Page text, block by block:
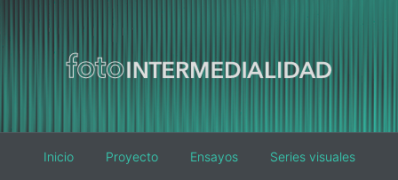
Main
Inicio Proyecto Ensayos Series visuales